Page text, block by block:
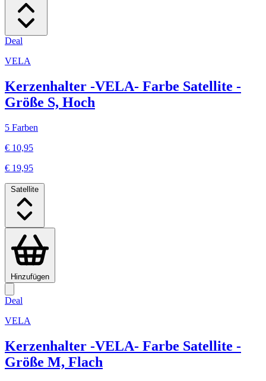
Deal
VELA
Kerzenhalter -VELA- Farbe Satellite -
Größe S, Hoch
5 Farben
€ 10,95
€ 19,95
Satellite
Hinzufügen
Deal
VELA
Kerzenhalter -VELA- Farbe Satellite -
Größe M, Flach